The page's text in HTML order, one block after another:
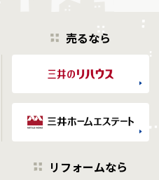
売るなら
リフォームなら